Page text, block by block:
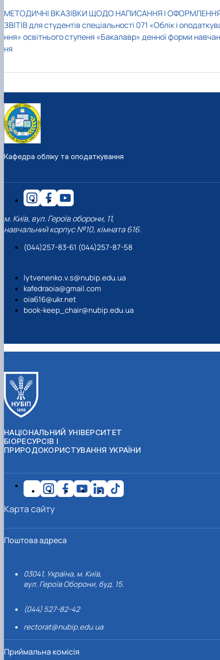
МЕТОДИЧНІ ВКАЗІВКИ ЩОДО НАПИСАННЯ І
ЗВІТІВ для студентів спеціальності 071 «Облік і
ння» освітнього ступеня «Бакалавр» денної форми навчан
ня
Кафедра обліку та оподаткування
м. Київ, вул. Героїв оборони, 11,
навчальний корпус №10, кімната 616.
(044)257-83-61 (044)257-87-58
lytvenenko.v.s@nubip.edu.ua
kafedraoia@gmail.com
oia616@ukr.net
book-keep_chair@nubip.edu.ua
НАЦІОНАЛЬНИЙ УНІВЕРСИТЕТ
БІОРЕСУРСІВ І
ПРИРОДОКОРИСТУВАННЯ УКРАЇНИ
Поштова адреса
03041, Україна, м. Київ,
вул. Героїв Оборони, буд. 15.
(044) 527-82-42
rectorat@nubip.edu.ua
Приймальна комісія
Карта сайту